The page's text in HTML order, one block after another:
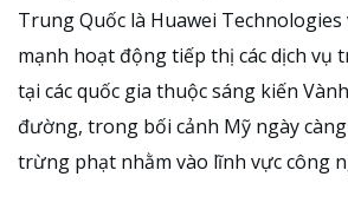
Trung Quốc là Huawei Technologies
mạnh hoạt động tiếp thị các dịch vụ
tại các quốc gia thuộc sáng kiến
đường, trong bối cảnh Mỹ ngày
trừng phạt nhằm vào lĩnh vực công